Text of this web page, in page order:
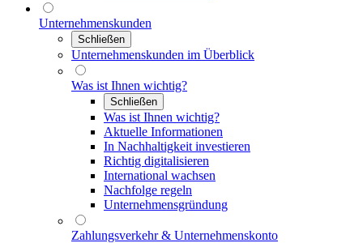
Unternehmenskunden
Schließen
Unternehmenskunden im Überblick
Was ist Ihnen wichtig?
Schließen
Was ist Ihnen wichtig?
Aktuelle Informationen
In Nachhaltigkeit investieren
Richtig digitalisieren
International wachsen
Nachfolge regeln
Unternehmensgründung
Zahlungsverkehr & Unternehmenskonto